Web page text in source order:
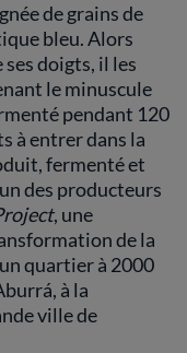
de grains de
bleu. Alors
doigts, il les
le minuscule
pendant 120
à entrer dans la
fermenté et
des producteurs
, une
de la
quartier à 2000
à la
ville de